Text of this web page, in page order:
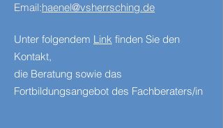
Email:haenel@vsherrsching.de
Unter folgendem Link finden Sie den
Kontakt,
die Beratung sowie das
Fortbildungsangebot des Fachberaters/in